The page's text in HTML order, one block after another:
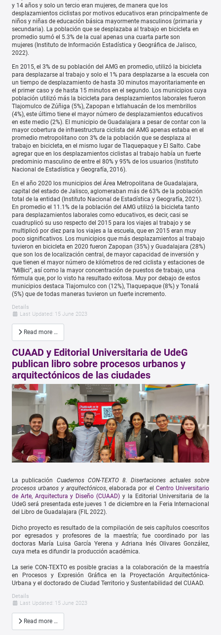
y 14 años y solo un tercio eran mujeres, de manera que los
desplazamientos ciclistas por motivos educativos eran principalmente de
niños y niñas de educación básica mayormente masculinos (primaria y
secundaria). La población que se desplazaba al trabajo en bicicleta en
promedio sumó el 5.3% de la cual apenas una cuarta parte son
mujeres (Instituto de Información Estadística y Geográfica de Jalisco,
2022).
En 2015, el 3% de su población del AMG en promedio, utilizó la bicicleta
para desplazarse al trabajo y solo el 1% para desplazarse a la escuela con
un tiempo de desplazamiento de hasta 30 minutos mayoritariamente en
el primer caso y de hasta 15 minutos en el segundo. Los municipios cuya
población utilizó más la bicicleta para desplazamientos laborales fueron
Tlajomulco de Zúñiga (5%), Zapopan e Ixtlahuacán de los membrillos
(4%), este último tiene el mayor número de desplazamientos educativos
en este medio (2%). El municipio de Guadalajara a pesar de contar con la
mayor cobertura de infraestructura ciclista del AMG apenas estaba en el
promedio metropolitano con 3% de la población que se desplaza al
trabajo en bicicleta, en el mismo lugar de Tlaquepaque y El Salto. Cabe
agregar que en los desplazamientos ciclistas al trabajo había un fuerte
predominio masculino de entre el 80% y 95% de los usuarios (Instituto
Nacional de Estadística y Geografía, 2016).
En el año 2020 los municipios del Área Metropolitana de Guadalajara,
capital del estado de Jalisco, aglomeraban más de 63% de la población
total de la entidad (Instituto Nacional de Estadística y Geografía, 2021).
En promedio el 11.1% de la población del AMG utilizó la bicicleta tanto
para desplazamientos laborales como educativos, es decir, casi se
cuadruplicó su uso respecto del 2015 para los viajes al trabajo y se
multiplicó por diez para los viajes a la escuela, que en 2015 eran muy
poco significativos. Los municipios que más desplazamientos al trabajo
tuvieron en bicicleta en 2020 fueron Zapopan (35%) y Guadalajara (28%)
que son los de localización central, de mayor capacidad de inversión y
que tienen el mayor número de kilómetros de red ciclista y estaciones de
“MiBici”, así como la mayor concentración de puestos de trabajo, una
fórmula que, por lo visto ha resultado exitosa. Muy por debajo de estos
municipios destaca Tlajomulco con (12%), Tlaquepaque (8%) y Tonalá
(5%) que de todas maneras tuvieron un fuerte incremento.
Details
Last Updated: 15 June 2023
Read more …
CUAAD y Editorial Universitaria de UdeG
publican libro sobre procesos urbanos y
arquitectónicos de las ciudades
La publicación Cuadernos CON-TEXTO 8. Disertaciones actuales sobre
procesos urbanos y arquitectónicos, elaborada por el Centro Universitario
de Arte, Arquitectura y Diseño (CUAAD) y la Editorial Universitaria de la
UdeG será presentada este jueves 1 de diciembre en la Feria Internacional
del Libro de Guadalajara (FIL 2022).
Dicho proyecto es resultado de la compilación de seis capítulos coescritos
por egresados y profesores de la maestría; fue coordinado por las
doctoras María Luisa García Yerena y Adriana Inés Olivares González,
cuya meta es difundir la producción académica.
La serie CON-TEXTO es posible gracias a la colaboración de la maestría
en Procesos y Expresión Gráfica en la Proyectación Arquitectónica-
Urbana y el doctorado de Ciudad Territorio y Sustentabilidad del CUAAD.
Details
Last Updated: 15 June 2023
Read more …